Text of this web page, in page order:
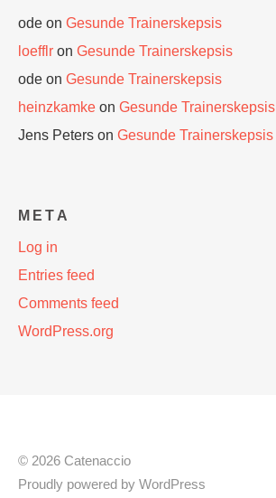
ode on Gesunde Trainerskepsis
loefflr on Gesunde Trainerskepsis
ode on Gesunde Trainerskepsis
heinzkamke on Gesunde Trainerskepsis
Jens Peters on Gesunde Trainerskepsis
META
Log in
Entries feed
Comments feed
WordPress.org
© 2026 Catenaccio
Proudly powered by WordPress